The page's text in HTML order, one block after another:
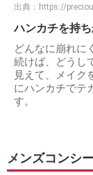
出典： https://
ハンカチを持ち
どんなに崩れに
続けば、どうし
見えて、メイク
にハンカチでテ
す。
メンズコンシ